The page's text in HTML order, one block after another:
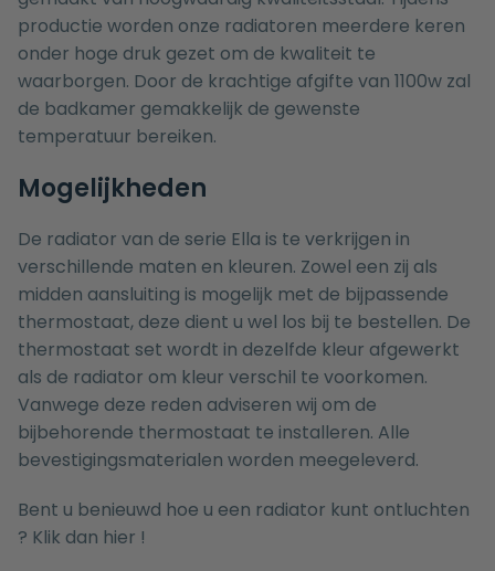
productie worden onze radiatoren meerdere keren
onder hoge druk gezet om de kwaliteit te
waarborgen. Door de krachtige afgifte van 1100w zal
de badkamer gemakkelijk de gewenste
temperatuur bereiken.
Mogelijkheden
De radiator van de serie Ella is te verkrijgen in
verschillende maten en kleuren. Zowel een zij als
midden aansluiting is mogelijk met de bijpassende
thermostaat, deze dient u wel los bij te bestellen. De
thermostaat set wordt in dezelfde kleur afgewerkt
als de radiator om kleur verschil te voorkomen.
Vanwege deze reden adviseren wij om de
bijbehorende thermostaat te installeren. Alle
bevestigingsmaterialen worden meegeleverd.
Bent u benieuwd hoe u een radiator kunt ontluchten
? Klik dan hier !